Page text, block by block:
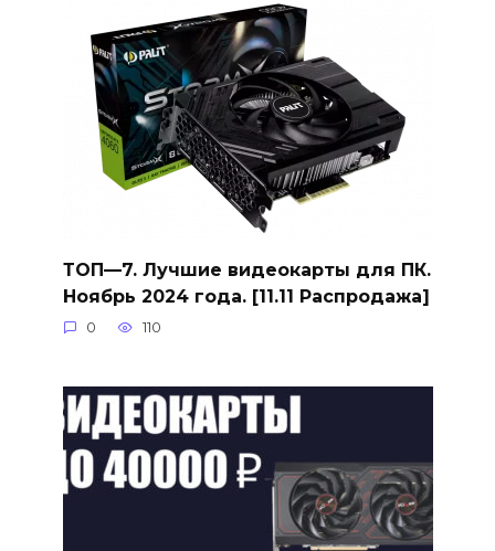
ТОП—7. Лучшие видеокарты для ПК.
Ноябрь 2024 года. [11.11 Распродажа]
0 110